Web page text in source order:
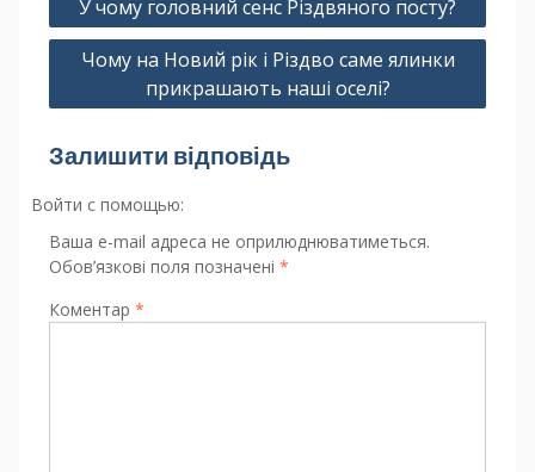
У чому головний сенс Різдвяного посту?
Чому на Новий рік і Різдво саме ялинки
прикрашають наші оселі?
Залишити відповідь
Войти с помощью:
Ваша e-mail адреса не оприлюднюватиметься.
Обов’язкові поля позначені *
Коментар *